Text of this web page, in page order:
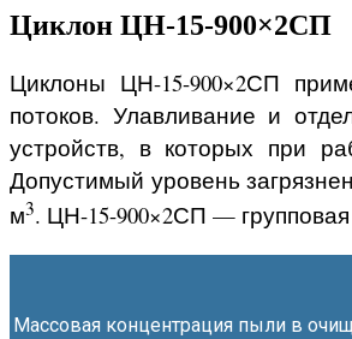
Циклон ЦН-15-900×2СП
Циклоны ЦН-15-900×2СП
потоков. Улавливание и
устройств, в которых при
Допустимый уровень
м3. ЦН-15-900×2СП —
Массовая концентрация пыли в